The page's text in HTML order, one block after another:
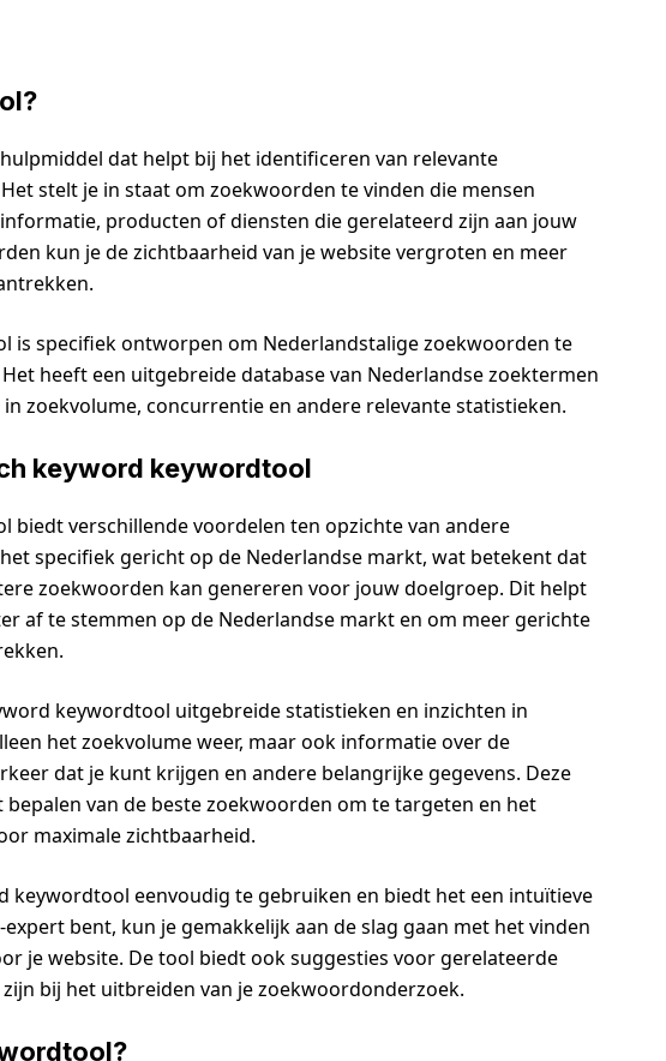
dat helpt bij het identificeren van relevante
stelt je in staat om zoekwoorden te vinden die mensen
producten of diensten die gerelateerd zijn aan jouw
kun je de zichtbaarheid van je website vergroten en meer
is specifiek ontworpen om Nederlandstalige zoekwoorden te
heeft een uitgebreide database van Nederlandse zoektermen
zoekvolume, concurrentie en andere relevante statistieken.
keyword keywordtool
biedt verschillende voordelen ten opzichte van andere
specifiek gericht op de Nederlandse markt, wat betekent dat
zoekwoorden kan genereren voor jouw doelgroep. Dit helpt
af te stemmen op de Nederlandse markt en om meer gerichte
keywordtool uitgebreide statistieken en inzichten in
het zoekvolume weer, maar ook informatie over de
dat je kunt krijgen en andere belangrijke gegevens. Deze
bepalen van de beste zoekwoorden om te targeten en het
maximale zichtbaarheid.
keywordtool eenvoudig te gebruiken en biedt het een intuïtieve
expert bent, kun je gemakkelijk aan de slag gaan met het vinden
je website. De tool biedt ook suggesties voor gerelateerde
bij het uitbreiden van je zoekwoordonderzoek.